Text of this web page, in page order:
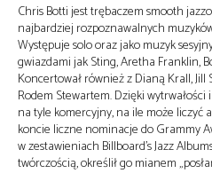
Chris Botti jest trębaczem smooth
najbardziej rozpoznawalnych
Występuje solo oraz jako muzyk
gwiazdami jak Sting, Aretha Franklin,
Koncertował również z Dianą Krall,
Rodem Stewartem. Dzięki
na tyle komercyjny, na ile może liczyć
koncie liczne nominacje do Grammy
w zestawieniach Billboard’s Jazz
twórczością, określił go mianem